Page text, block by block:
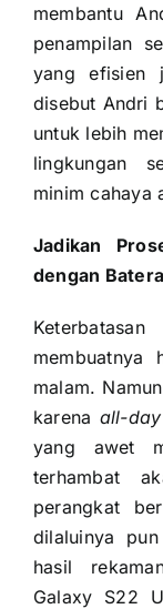
membantu
penampilan
yang efisien
disebut Andri
untuk lebih
lingkungan
minim cahaya
Jadikan
dengan
membuatnya
malam.
karena all-
yang awet
terhambat
perangkat
dilaluinya
hasil
Galaxy S22